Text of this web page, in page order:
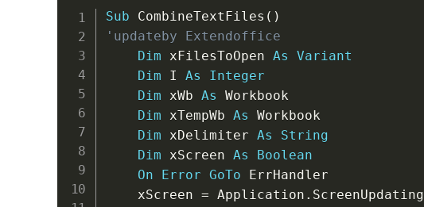
Sub CombineTextFiles ( )
'updateby Extendoffice
Dim xFilesToOpen As
Variant
Dim I As
Integer
Dim xWb As Workbook
Dim xTempWb As Workbook
Dim xDelimiter As
String
Dim xScreen As
Boolean
On
Error GoTo ErrHandler
    xScreen
= Application . ScreenUpdating